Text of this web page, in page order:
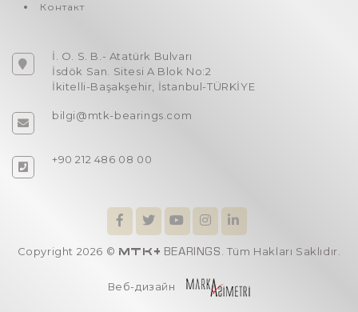
Контакт
İ. O. S. B.- Atatürk Bulvarı
İsdök San. Sitesi A Blok No:2
İkitelli-Başakşehir, İstanbul-TÜRKİYE
bilgi@mtk-bearings.com
+90 212 486 08 00
Copyright 2026 © MTK+ BEARINGS . Tüm Hakları Saklıdır.
Веб-дизайн